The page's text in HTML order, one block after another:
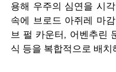
용해 우주의 심연을 시
속에 브로드 아쥐레 마
브 펄 카운터, 어벤추린
식 등을 복합적으로 배